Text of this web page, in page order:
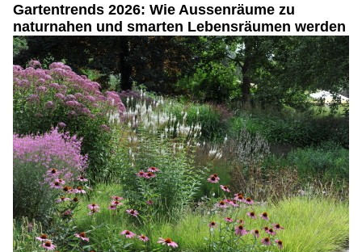
Gartentrends 2026: Wie Aussenräume zu
naturnahen und smarten Lebensräumen werden